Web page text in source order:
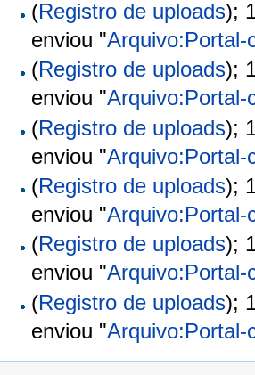
(Registro de uploads);
enviou "Arquivo:Portal-
(Registro de uploads);
enviou "Arquivo:Portal-
(Registro de uploads);
enviou "Arquivo:Portal-
(Registro de uploads);
enviou "Arquivo:Portal-
(Registro de uploads);
enviou "Arquivo:Portal-
(Registro de uploads);
enviou "Arquivo:Portal-